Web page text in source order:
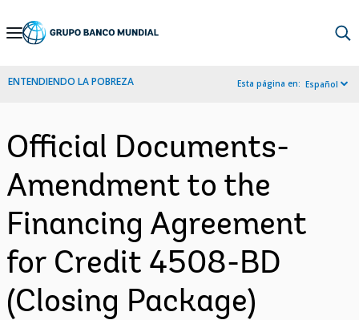
Skip
Navigation
ENTENDIENDO LA POBREZA Esta página en: Español
Official Documents-
Amendment to the
Financing Agreement
for Credit 4508-BD
(Closing Package)